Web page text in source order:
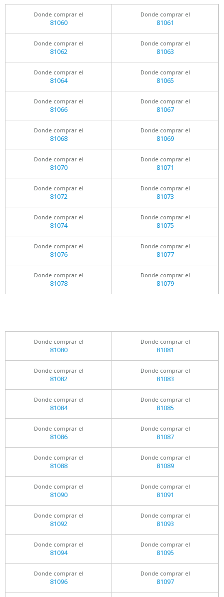
Donde comprar el
81060
Donde comprar el
81061
Donde comprar el
81062
Donde comprar el
81063
Donde comprar el
81064
Donde comprar el
81065
Donde comprar el
81066
Donde comprar el
81067
Donde comprar el
81068
Donde comprar el
81069
Donde comprar el
81070
Donde comprar el
81071
Donde comprar el
81072
Donde comprar el
81073
Donde comprar el
81074
Donde comprar el
81075
Donde comprar el
81076
Donde comprar el
81077
Donde comprar el
81078
Donde comprar el
81079
Donde comprar el
81080
Donde comprar el
81081
Donde comprar el
81082
Donde comprar el
81083
Donde comprar el
81084
Donde comprar el
81085
Donde comprar el
81086
Donde comprar el
81087
Donde comprar el
81088
Donde comprar el
81089
Donde comprar el
81090
Donde comprar el
81091
Donde comprar el
81092
Donde comprar el
81093
Donde comprar el
81094
Donde comprar el
81095
Donde comprar el
81096
Donde comprar el
81097